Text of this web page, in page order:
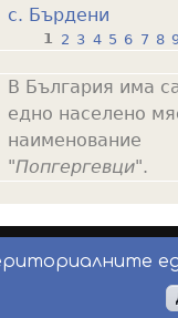
с. Бърдени
a
g
e
s
1 2 3 4 5 6 7 8
В България има
едно населено
наименование
"Попгергевци".